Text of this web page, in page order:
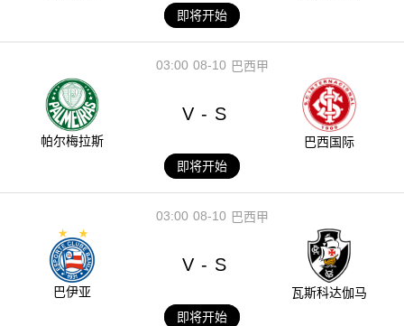
即将开始
08-10
03:00 巴西甲
帕尔梅拉斯
V - S
巴西国际
即将开始
08-10
03:00 巴西甲
巴伊亚
V - S
瓦斯科达伽马
即将开始